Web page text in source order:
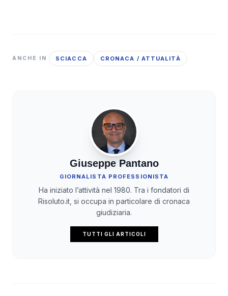
ANCHE IN SCIACCA CRONACA / ATTUALITÀ
Giuseppe Pantano
GIORNALISTA PROFESSIONISTA
Ha iniziato l’attività nel 1980. Tra i fondatori di
Risoluto.it, si occupa in particolare di cronaca
giudiziaria.
TUTTI GLI ARTICOLI